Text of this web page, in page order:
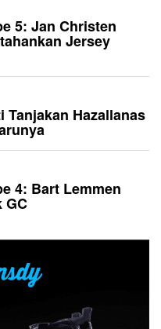
5: Jan Christen
Jersey
Tanjakan Hazallanas
4: Bart Lemmen
GC